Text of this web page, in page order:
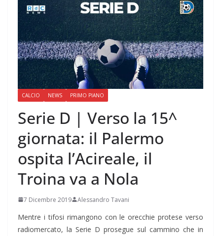
CALCIO NEWS PRIMO PIANO
Serie D | Verso la 15^
giornata: il Palermo
ospita l’Acireale, il
Troina va a Nola
7 Dicembre 2019 Alessandro Tavani
Mentre i tifosi rimangono con le orecchie protese verso
radiomercato, la Serie D prosegue sul cammino che in